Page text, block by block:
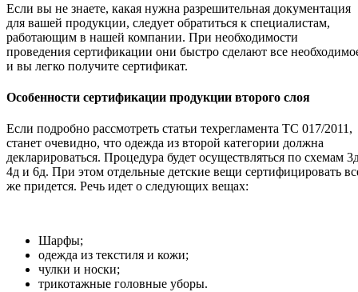
Если вы не знаете, какая нужна разрешительная документация
для вашей продукции, следует обратиться к специалистам,
работающим в нашей компании. При необходимости
проведения сертификации они быстро сделают все
и вы легко получите сертификат.
Особенности сертификации продукции второго слоя
Если подробно рассмотреть статьи техрегламента ТС 017/2011,
станет очевидно, что одежда из второй категории должна
декларироваться. Процедура будет осуществляться по схемам
4д и 6д. При этом отдельные детские вещи сертифицировать
же придется. Речь идет о следующих вещах:
Шарфы;
одежда из текстиля и кожи;
чулки и носки;
трикотажные головные уборы.